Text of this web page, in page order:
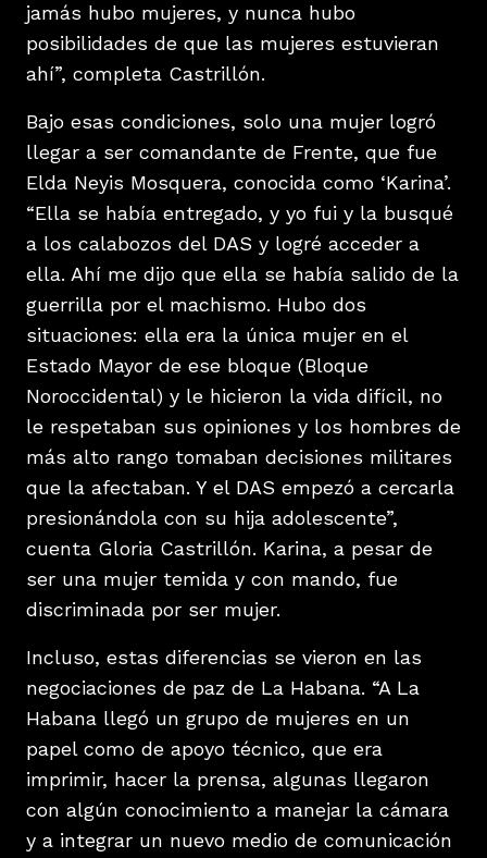
jamás hubo mujeres, y nunca hubo
posibilidades de que las mujeres estuvieran
ahí”, completa Castrillón.
Bajo esas condiciones, solo una mujer logró
llegar a ser comandante de Frente, que fue
Elda Neyis Mosquera, conocida como ‘Karina’.
“Ella se había entregado, y yo fui y la busqué
a los calabozos del DAS y logré acceder a
ella. Ahí me dijo que ella se había salido de la
guerrilla por el machismo. Hubo dos
situaciones: ella era la única mujer en el
Estado Mayor de ese bloque (Bloque
Noroccidental) y le hicieron la vida difícil, no
le respetaban sus opiniones y los hombres de
más alto rango tomaban decisiones militares
que la afectaban. Y el DAS empezó a cercarla
presionándola con su hija adolescente”,
cuenta Gloria Castrillón. Karina, a pesar de
ser una mujer temida y con mando, fue
discriminada por ser mujer.
Incluso, estas diferencias se vieron en las
negociaciones de paz de La Habana. “A La
Habana llegó un grupo de mujeres en un
papel como de apoyo técnico, que era
imprimir, hacer la prensa, algunas llegaron
con algún conocimiento a manejar la cámara
y a integrar un nuevo medio de comunicación